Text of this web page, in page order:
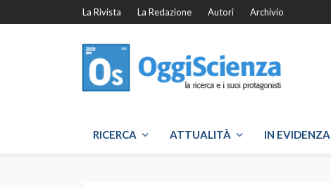
La Rivista La Redazione Autori Archivio
RICERCA ATTUALITÀ IN EVIDENZA